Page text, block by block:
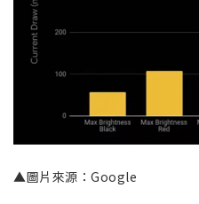
▲圖片來源：Google